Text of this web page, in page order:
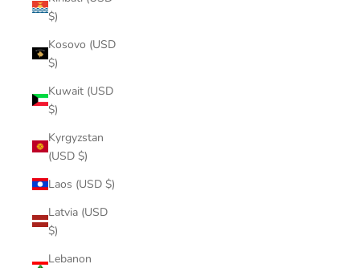
$)
Kosovo (USD
$)
Kuwait (USD
$)
Kyrgyzstan
(USD $)
Laos (USD $)
Latvia (USD
$)
Lebanon